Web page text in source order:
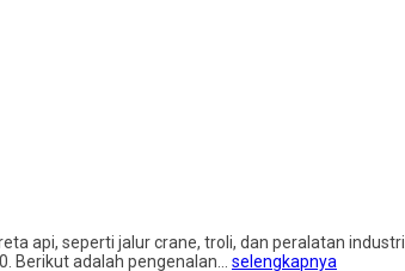
api, seperti jalur crane, troli, dan peralatan
Berikut adalah pengenalan… selengkapnya